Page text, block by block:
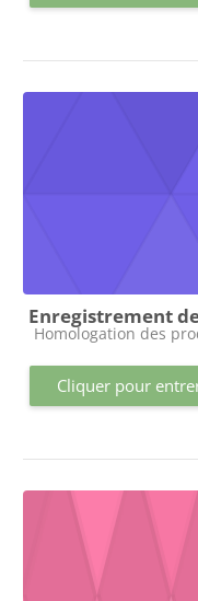
Enregistrement
Catégorie de cours
Homologation des
Cliquer pour